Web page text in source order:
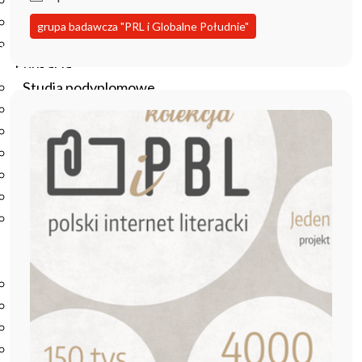
Repozytorium RCIN
Otwarta nauka
Edukacja
Studia podyplomowe
Szkolenia
Szkoła Doktorska Anthropos
Erasmus
Olimpiada Literatury i Języka Polskiego
Olimpiada Literatury i Języka Polskiego dla Szkół
Podstawowych
Biblioteka
O bibliotece
Godziny otwarcia
Katalog
Nowości
grupa badawcza "PRL i Globalne Południe"